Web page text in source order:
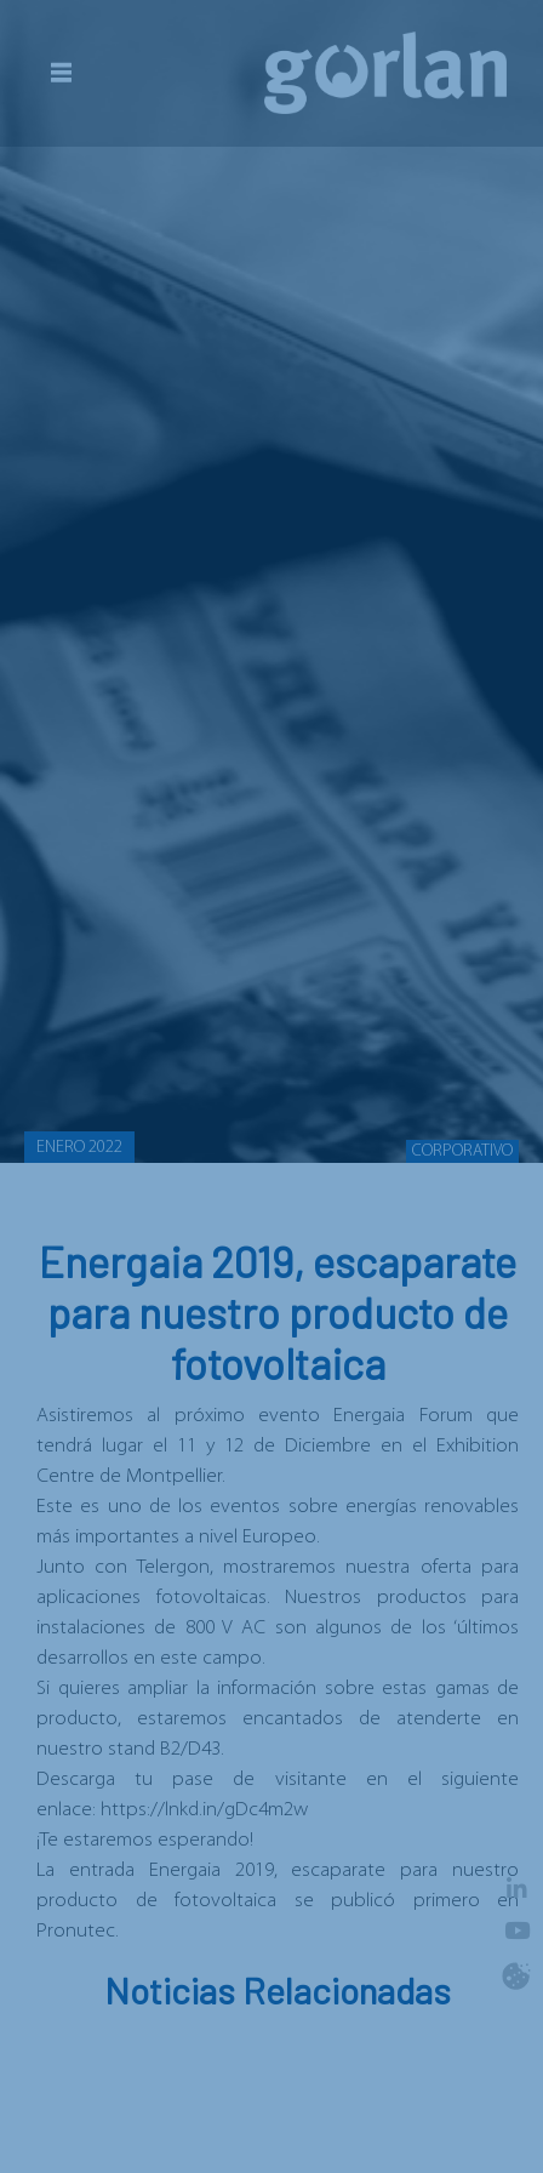
ENERO 2022 CORPORATIVO
Energaia 2019, escaparate
para nuestro producto de
fotovoltaica
Asistiremos al próximo evento Energaia Forum que
tendrá lugar el 11 y 12 de Diciembre en el Exhibition
Centre de Montpellier.
Este es uno de los eventos sobre energías renovables
más importantes a nivel Europeo.
Junto con Telergon, mostraremos nuestra oferta para
aplicaciones fotovoltaicas. Nuestros productos para
instalaciones de 800 V AC son algunos de los ‘últimos
desarrollos en este campo.
Si quieres ampliar la información sobre estas gamas de
producto, estaremos encantados de atenderte en
nuestro stand B2/D43.
Descarga tu pase de visitante en el siguiente
enlace: https://lnkd.in/gDc4m2w
¡Te estaremos esperando!
La entrada
Energaia 2019, escaparate para nuestro
producto de fotovoltaica se publicó primero en
Pronutec.
Noticias Relacionadas